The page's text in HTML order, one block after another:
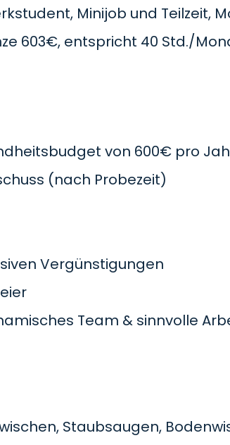
Minijob und Teilzeit,
603€, entspricht 40 Std./
von 600€ pro
(nach Probezeit)
Vergünstigungen
Team & sinnvolle
Staubsaugen,